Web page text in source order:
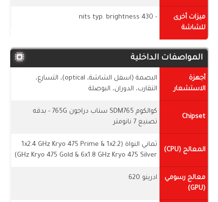
ميزات أخرى
للشاشة
- 430 nits typ. brightness
المواصفات الداخلية
أجهزة
الاستشعار
البصمة (اسفل الشاشة، optical)، التسارع،
التقارب، الدوران، البوصلة
Chipset
كوالكوم SDM765 سناب دراجون 765G - بدقه
تصنيع 7 نانومتر
المعالج (CPU)
ثماني النواة (1x2.4 GHz Kryo 475 Prime & 1x2.2
GHz Kryo 475 Gold & 6x1.8 GHz Kryo 475 Silver)
معالج رسومي
(GPU)
ادرينو 620